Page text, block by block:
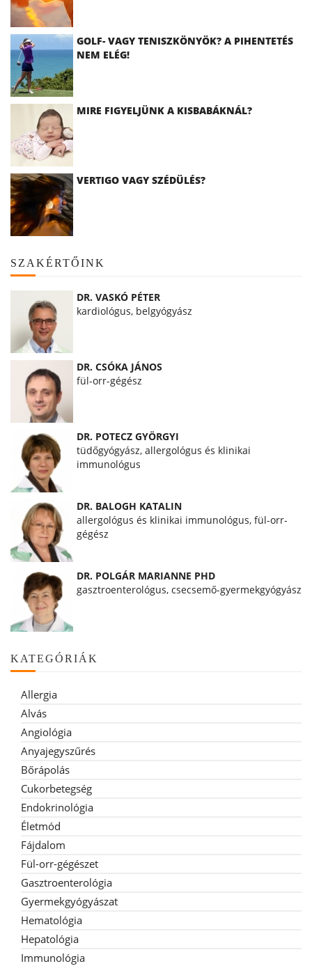
GOLF- VAGY TENISZKÖNYÖK? A PIHENTETÉS
NEM ELÉG!
MIRE FIGYELJÜNK A KISBABÁKNÁL?
VERTIGO VAGY SZÉDÜLÉS?
SZAKÉRTŐINK
DR. VASKÓ PÉTER
kardiológus, belgyógyász
DR. CSÓKA JÁNOS
fül-orr-gégész
DR. POTECZ GYÖRGYI
tüdőgyógyász, allergológus és klinikai
immunológus
DR. BALOGH KATALIN
allergológus és klinikai immunológus, fül-orr-
gégész
DR. POLGÁR MARIANNE PHD
gasztroenterológus, csecsemő-gyermekgyógyász
KATEGÓRIÁK
Allergia
Alvás
Angiológia
Anyajegyszűrés
Bőrápolás
Cukorbetegség
Endokrinológia
Életmód
Fájdalom
Fül-orr-gégészet
Gasztroenterológia
Gyermekgyógyászat
Hematológia
Hepatológia
Immunológia